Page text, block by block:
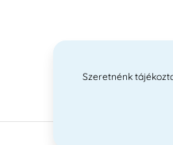
Szeretnénk